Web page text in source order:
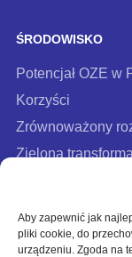
Aby zapewnić jak
pliki cookie, do
urządzeniu. Zgoda na
ŚRODOWISKO
Potencjał OZE w
Korzyści
Zrównoważony
Zielona